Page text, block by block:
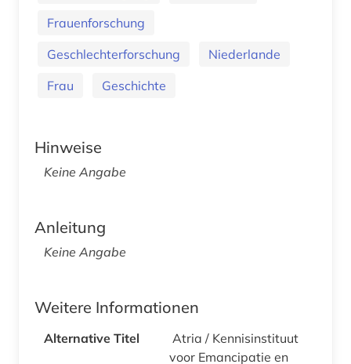
Frauenforschung
Geschlechterforschung
Niederlande
Frau
Geschichte
Hinweise
Keine Angabe
Anleitung
Keine Angabe
Weitere Informationen
Alternative Titel
Atria / Kennisinstituut
voor Emancipatie en